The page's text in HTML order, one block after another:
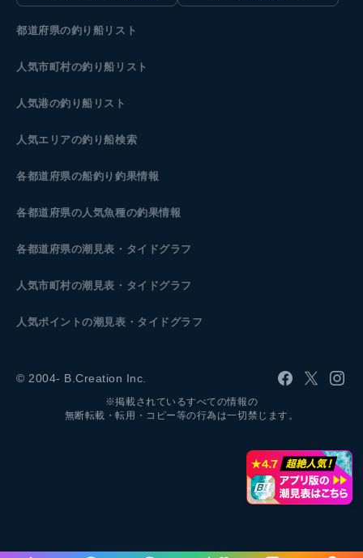
都道府県の釣り船リスト
人気市町村の釣り船リスト
人気港の釣り船リスト
人気エリアの釣り船検索
各都道府県の船釣り釣果情報
各都道府県の人気魚種の釣果情報
各都道府県の潮見表 ・タイドグラフ
人気市町村の潮見表・タイドグラフ
人気ポイントの潮見表・タイドグラフ
© 2004- B.Creation Inc.
※掲載されているすべての情報の
無断転載・転用・コピー等の行為は一切禁じます。